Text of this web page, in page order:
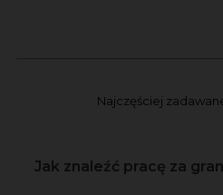
Najczęściej
Jak znaleźć pracę za